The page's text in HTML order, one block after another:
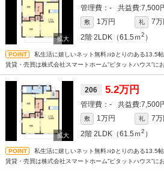
- 7,500
敷 1万円 礼
7万
2階 2LDK（61.5ｍ2 ）
私生活に嬉しいネット無料♪ゆとりのある13.5
賃貸・売買は株式会社スマートホーム”ピタットハウス”に
206 5.2万円
- 7,500
敷 1万円 礼
7万
2階 2LDK（61.5ｍ2 ）
私生活に嬉しいネット無料♪ゆとりのある13.5
賃貸・売買は株式会社スマートホーム”ピタットハウス”に